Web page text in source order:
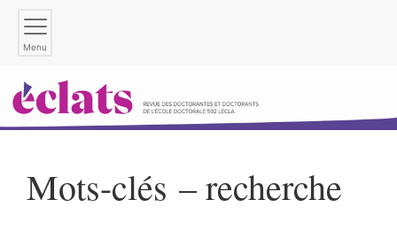
Menu
Mots-clés – recherche